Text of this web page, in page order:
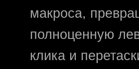
макроса,
полноценную
клика и